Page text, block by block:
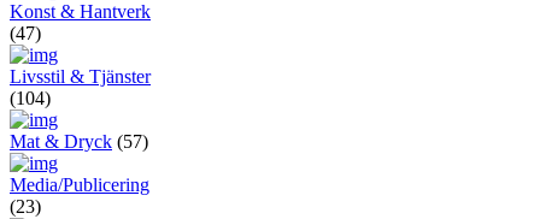
Konst & Hantverk
(47)
Livsstil & Tjänster
(104)
Mat & Dryck (57)
Media/Publicering
(23)